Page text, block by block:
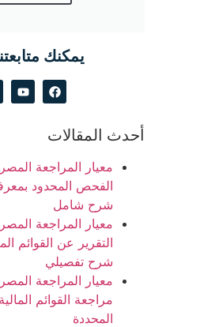
يمكنك
أحدث المقالات
الفحص المحدود
شرح شامل
التقرير عن القوائم
شرح تفصيلي
مراجعة القوائم
المحددة